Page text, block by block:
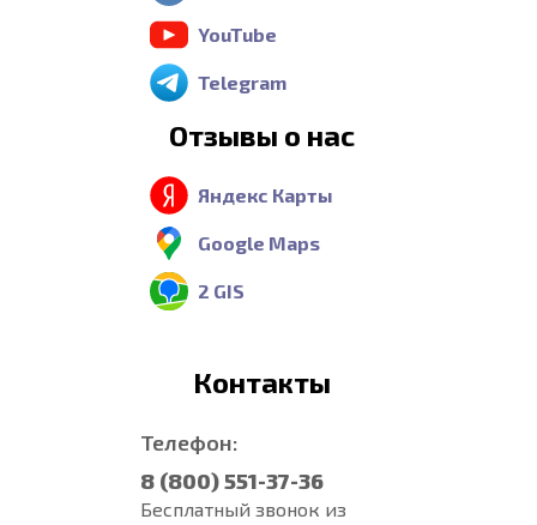
YouTube
Telegram
Отзывы о нас
Яндекс Карты
Google Maps
2 GIS
Контакты
Телефон:
8 (800) 551-37-36
Бесплатный звонок из